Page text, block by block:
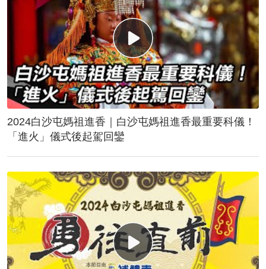
2024白沙屯媽祖進香｜白沙屯媽祖進香最重要科儀！
「進火」儀式後起駕回鑾